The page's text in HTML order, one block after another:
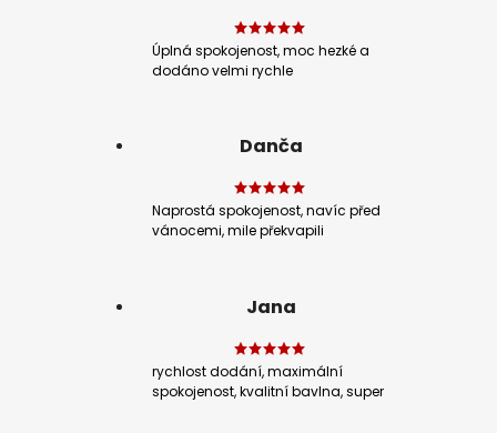
Úplná spokojenost, moc hezké a
dodáno velmi rychle
Danča
Naprostá spokojenost, navíc před
vánocemi, mile překvapili
Jana
rychlost dodání, maximální
spokojenost, kvalitní bavlna, super